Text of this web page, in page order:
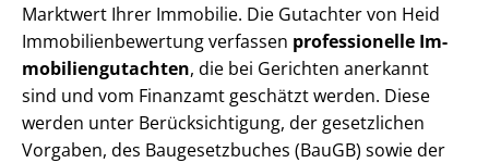
Marktwert Ihrer Immobilie. Die Gutachter von Heid
Im­mo­bi­li­en­be­wer­tung verfassen professionelle Im­
mo­bi­li­en­gut­ach­ten, die bei Gerichten anerkannt
sind und vom Finanzamt geschätzt werden. Diese
werden unter Be­rück­sich­ti­gung, der gesetzlichen
Vorgaben, des Baugesetzbuches (BauGB) sowie der